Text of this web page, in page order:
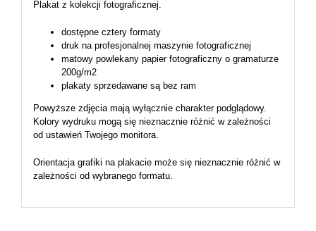
Plakat z kolekcji fotograficznej.
dostępne cztery formaty
druk na profesjonalnej maszynie fotograficznej
matowy powlekany papier fotograficzny o gramaturze
200g/m2
plakaty sprzedawane są bez ram
Powyższe zdjęcia mają wyłącznie charakter podglądowy.
Kolory wydruku mogą się nieznacznie różnić w zależności
od ustawień Twojego monitora.
Orientacja grafiki na plakacie może się nieznacznie różnić w
zależności od wybranego formatu.